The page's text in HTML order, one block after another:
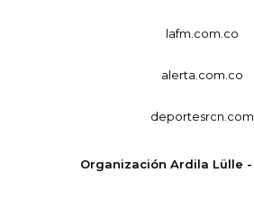
lafm.com.co
alerta.com.co
deportesrcn.com
Organización Ardila Lülle -